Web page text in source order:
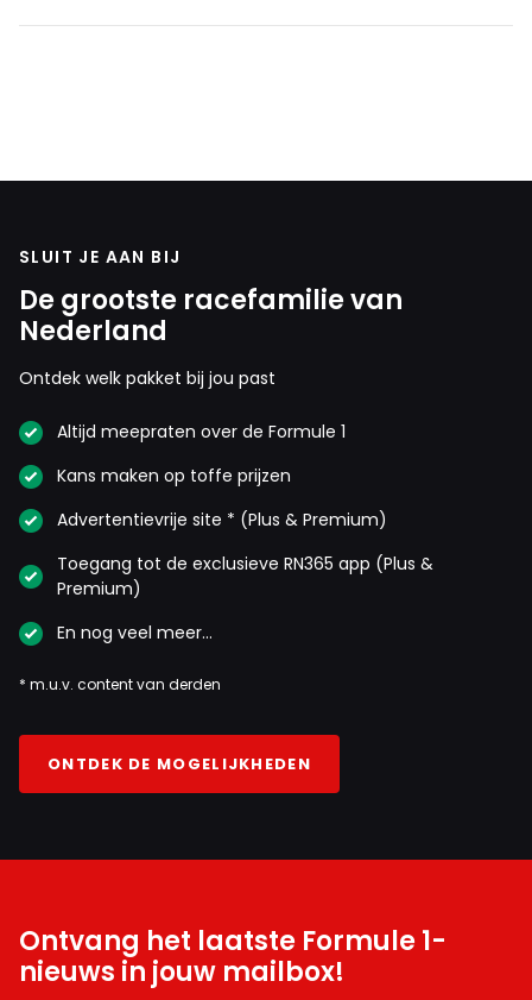
SLUIT JE AAN BIJ
De grootste racefamilie van
Nederland
Ontdek welk pakket bij jou past
Altijd meepraten over de Formule 1
Kans maken op toffe prijzen
Advertentievrije site * (Plus & Premium)
Toegang tot de exclusieve RN365 app (Plus &
Premium)
En nog veel meer…
* m.u.v. content van derden
ONTDEK DE MOGELIJKHEDEN
Ontvang het laatste Formule 1-
nieuws in jouw mailbox!